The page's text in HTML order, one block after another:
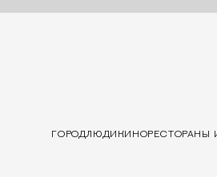
ГОРОДЛЮДИ КИНОРЕСТОРАНЫ